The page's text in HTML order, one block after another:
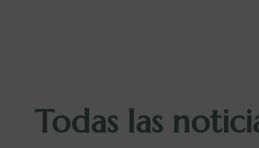
Todas las